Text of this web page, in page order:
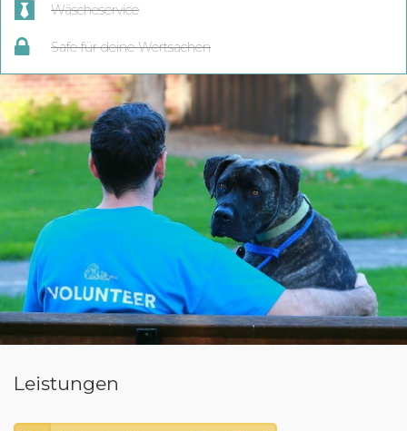
Wäscheservice
Safe für deine Wertsachen
Leistungen